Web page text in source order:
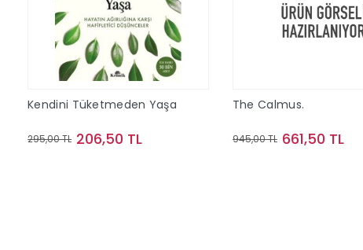
Kendini Tüketmeden Yaşa
295,00 TL 206,50 TL
The Calmus.
945,00 TL 661,50 TL